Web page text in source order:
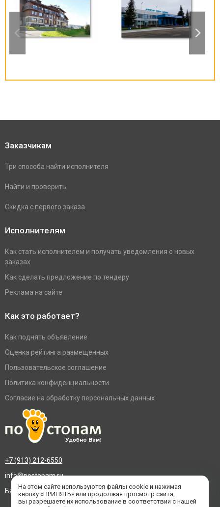
Заказчикам
Три способа найти исполнителя
Найти и проверить
Скидка с первого заказа
Исполнителям
Как стать исполнителем и получать уведомления о новых
заказах
Как сделать предложение по тендеру
Реклама на сайте
Как это работает?
Как поднять объявление
Оценка рейтинга размещенных
Пользовательское соглашение
Политика конфиденциальности
Согласие на обработку персональных данных
+7 (913) 212-6550
info@postopam.ru
Барнаул, пр. Социалистический 109, оф.455
На этом сайте используются файлы cookie и нажимая
кнопку «ПРИНЯТЬ» или продолжая просмотр сайта,
вы разрешаете их использование в соответствии с нашей